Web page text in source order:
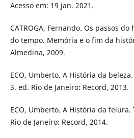
Acesso em: 19 jan. 2021.
CATROGA, Fernando. Os passos
do tempo. Memória e o fim da
Almedina, 2009.
ECO, Umberto. A História da
3. ed. Rio de Janeiro: Record, 2013.
ECO, Umberto. A História da
Rio de Janeiro: Record, 2014.